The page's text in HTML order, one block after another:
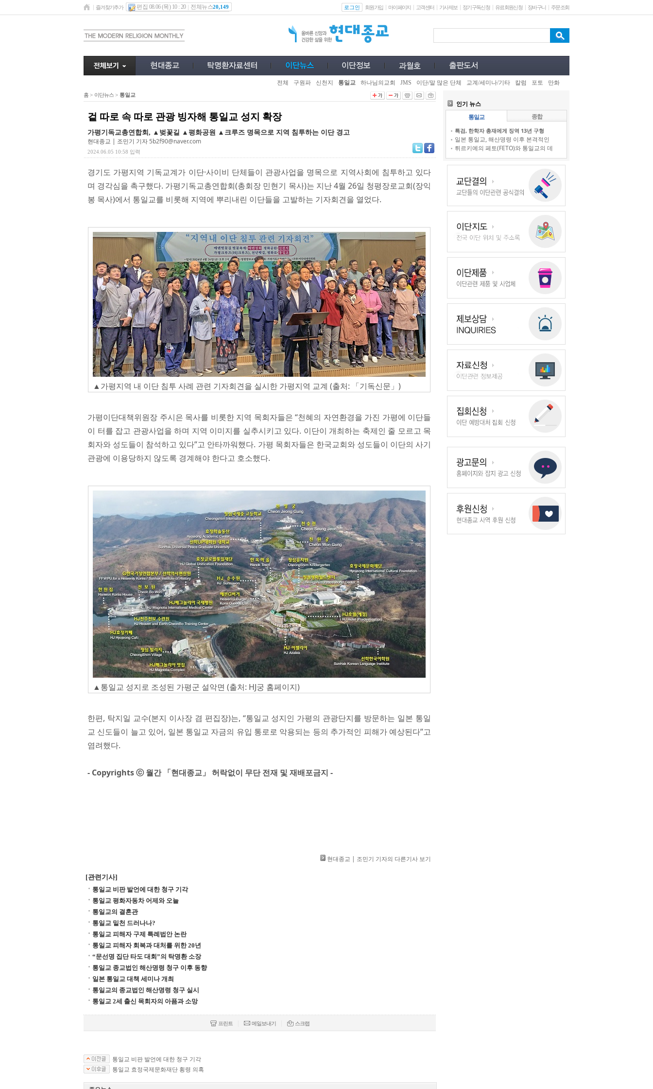
즐겨찾기추가 편집 08.06 (목) 10 : 20 전체뉴스20,149 로그인 회원가입 마이페이지 고객센터 기사제보 정기구독신청 유료회원신청 장바구니 주문조회
전체 구원파 신천지 통일교 하나님의교회 JMS 이단/말 많은 단체 교계/세미나/기타 칼럼 포토 만화
홈 > 이단뉴스 > 통일교
겉 따로 속 따로 관광 빙자해 통일교 성지 확장
가평기독교총연합회, ▲벚꽃길 ▲평화공원 ▲크루즈 명목으로 지역 침투하는 이단 경고
현대종교 | 조민기 기자 5b2f90@naver.com
2024.06.05 10:58 입력
경기도 가평지역 기독교계가 이단·사이비 단체들이 관광사업을 명목으로 지역사회에 침투하고 있다
며 경각심을 촉구했다. 가평기독교총연합회(총회장 민현기 목사)는 지난 4월 26일 청평장로교회(장익
봉 목사)에서 통일교를 비롯해 지역에 뿌리내린 이단들을 고발하는 기자회견을 열었다.
▲가평지역 내 이단 침투 사례 관련 기자회견을 실시한 가평지역 교계 (출처: 「기독신문」)
가평이단대책위원장 주시은 목사를 비롯한 지역 목회자들은 “천혜의 자연환경을 가진 가평에 이단들
이 터를 잡고 관광사업을 하며 지역 이미지를 실추시키고 있다. 이단이 개최하는 축제인 줄 모르고 목
회자와 성도들이 참석하고 있다”고 안타까워했다. 가평 목회자들은 한국교회와 성도들이 이단의 사기
관광에 이용당하지 않도록 경계해야 한다고 호소했다.
▲통일교 성지로 조성된 가평군 설악면 (출처: HJ궁 홈페이지)
한편, 탁지일 교수(본지 이사장 겸 편집장)는, “통일교 성지인 가평의 관광단지를 방문하는 일본 통일
교 신도들이 늘고 있어, 일본 통일교 자금의 유입 통로로 악용되는 등의 추가적인 피해가 예상된다”고
염려했다.
- Copyrights ⓒ 월간 「현대종교」 허락없이 무단 전재 및 재배포금지 -​​​
현대종교 | 조민기 기자의 다른기사 보기
[관련기사]
통일교 비판 발언에 대한 청구 기각
통일교 평화자동차 어제와 오늘
통일교의 결혼관
통일교 밑천 드러나나?
통일교 피해자 구제 특례법안 논란
통일교 피해자 회복과 대처를 위한 20년
“문선명 집단 타도 대회”의 탁명환 소장
통일교 종교법인 해산명령 청구 이후 동향
일본 통일교 대책 세미나 개최
통일교의 종교법인 해산명령 청구 실시
통일교 2세 출신 목회자의 아픔과 소망
프린트 메일보내기 스크랩
통일교 비판 발언에 대한 청구 기각
통일교 효정국제문화재단 횡령 의혹
인기 뉴스
통일교
종합
특검, 한학자 총재에게 징역 13년 구형
일본 통일교, 해산명령 이후 본격적인
튀르키예의 페토(FETO)와 통일교의 데